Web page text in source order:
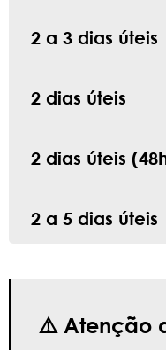
2 a 3 dias úteis
2 dias úteis
2 dias úteis
2 a 5 dias úteis
⚠️ Atenção